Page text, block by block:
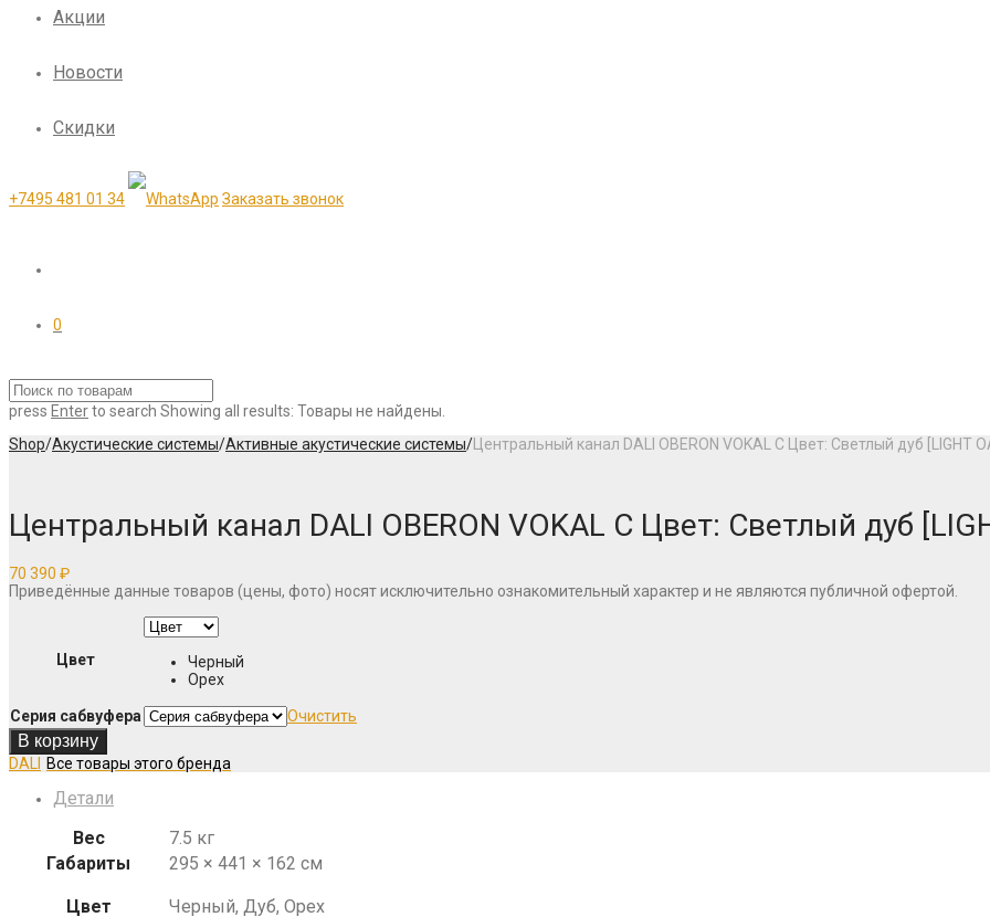
Акции
Новости
Скидки
+7495 481 01 34 Заказать звонок
0
press Enterto search Showing all results: Товары не найдены.
Shop/Акустические системы/Активные акустические системы/ Центральный канал DALI OBERON VOKAL C Цвет: Светлый дуб [LIGHT
Центральный канал DALI OBERON VOKAL C Цвет: Светлый дуб
70 390 ₽
Приведённые данные товаров (цены, фото) носят исключительно ознакомительный характер и не являются публичной офертой.
Цвет
Черный
Орех
Серия сабвуфера Очистить
В корзину
DALI
Детали
Вес
7.5 кг
Габариты
295 × 441 × 162 см
Цвет Черный, Дуб, Орех